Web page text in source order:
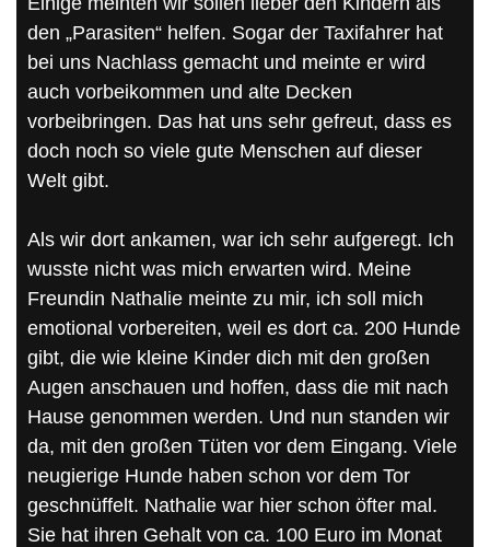
den „Parasiten“ helfen. Sogar der Taxifahrer hat
bei uns Nachlass gemacht und meinte er wird
auch vorbeikommen und alte Decken
vorbeibringen. Das hat uns sehr gefreut, dass es
doch noch so viele gute Menschen auf dieser
Welt gibt.
Als wir dort ankamen, war ich sehr aufgeregt. Ich
wusste nicht was mich erwarten wird. Meine
Freundin Nathalie meinte zu mir, ich soll mich
emotional vorbereiten, weil es dort ca. 200 Hunde
gibt, die wie kleine Kinder dich mit den großen
Augen anschauen und hoffen, dass die mit nach
Hause genommen werden. Und nun standen wir
da, mit den großen Tüten vor dem Eingang. Viele
neugierige Hunde haben schon vor dem Tor
geschnüffelt. Nathalie war hier schon öfter mal.
Sie hat ihren Gehalt von ca. 100 Euro im Monat